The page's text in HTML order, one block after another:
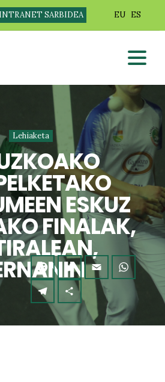
INTRANET SARBIDEA EU ES
Lehiaketa
ESKUZ
FINALAK,